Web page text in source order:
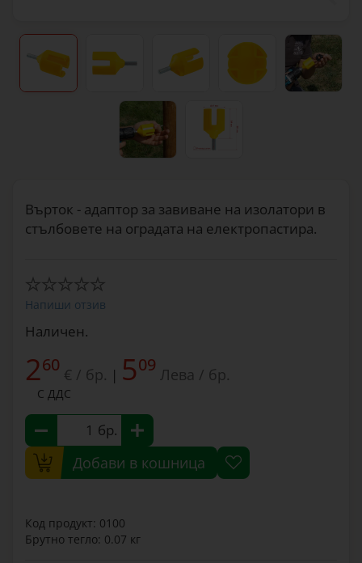
Върток - адаптор за завиване на изолатори в
стълбовете на оградата на електропастира.
Напиши отзив
Наличен.
260 € / бр. | 509 Лева / бр.
С ДДС
бр.
Добави в кошница
Код продукт: 0100
Брутно тегло: 0.07 кг